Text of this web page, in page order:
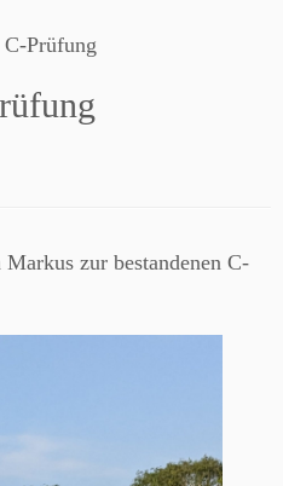
Prüfung
zur bestandenen C-